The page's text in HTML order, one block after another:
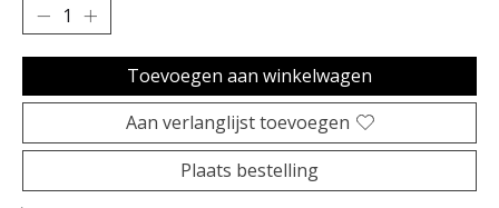
Toevoegen aan winkelwagen
Aan verlanglijst toevoegen
Plaats bestelling